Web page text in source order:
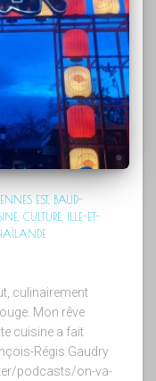
EST BAUD-
CULTURE ILLE-ET-
culinairement
Mon rêve
cuisine a fait
Régis Gaudry
podcasts/on-va-